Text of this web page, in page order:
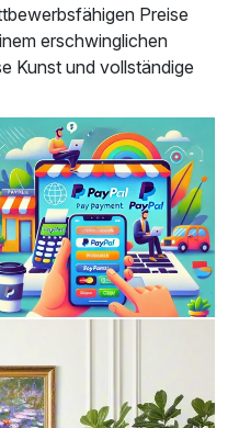
Preise
erschwinglichen
Kunst und vollständige